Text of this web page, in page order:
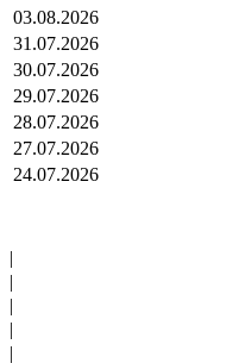
03.08.2026
31.07.2026
30.07.2026
29.07.2026
28.07.2026
27.07.2026
24.07.2026
|
|
|
|
|